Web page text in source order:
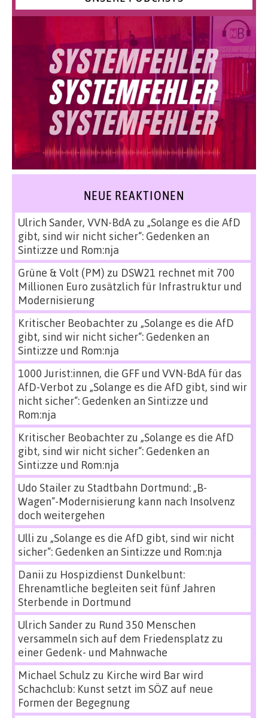
NEUE REAKTIONEN
Ulrich Sander, VVN-BdAzu „Solange es die AfD
gibt, sind wir nicht sicher“: Gedenken an
Sinti:zze und Rom:nja
Grüne & Volt (PM) zu DSW21 rechnet mit 700
Millionen Euro zusätzlich für Infrastruktur und
Modernisierung
Kritischer Beobachterzu „Solange es die AfD
gibt, sind wir nicht sicher“: Gedenken an
Sinti:zze und Rom:nja
1000 Jurist:innen, die GFF und VVN-BdA für das
AfD-Verbot zu „Solange es die AfD gibt, sind wir
nicht sicher“: Gedenken an Sinti:zze und
Rom:nja
Kritischer Beobachterzu „Solange es die AfD
gibt, sind wir nicht sicher“: Gedenken an
Sinti:zze und Rom:nja
Udo Stailerzu Stadtbahn Dortmund: „B-
Wagen“-Modernisierung kann nach Insolvenz
doch weitergehen
Ulli zu „Solange es die AfD gibt, sind wir nicht
sicher“: Gedenken an Sinti:zze und Rom:nja
Danii zu Hospizdienst Dunkelbunt:
Ehrenamtliche begleiten seit fünf Jahren
Sterbende in Dortmund
Ulrich Sanderzu Rund 350 Menschen
versammeln sich auf dem Friedensplatz zu
einer Gedenk- und Mahnwache
Michael Schulz zu Kirche wird Bar wird
Schachclub: Kunst setzt im SÖZ auf neue
Formen der Begegnung